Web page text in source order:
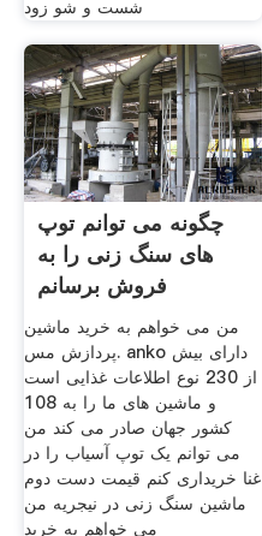
شست و شو زود
چگونه می توانم توپ
های سنگ زنی را به
فروش برسانم
من می خواهم به خرید ماشین
پردازش مس. anko دارای بیش
از 230 نوع اطلاعات غذایی است
و ماشین های ما را به 108
کشور جهان صادر می کند من
می توانم یک توپ آسیاب را در
غنا خریداری کنم قیمت دست دوم
ماشین سنگ زنی در نیجریه من
می خواهم به خرید